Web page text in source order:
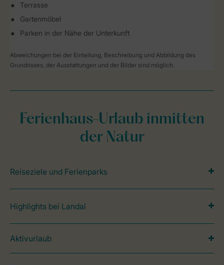
Terrasse
Gartenmöbel
Parken in der Nähe der Unterkunft
Abweichungen bei der Einteilung, Beschreibung und Abbildung des
Grundrisses, der Ausstattungen und der Bilder sind möglich.
Ferienhaus-Urlaub inmitten
der Natur
Reiseziele und Ferienparks
Highlights bei Landal
Aktivurlaub